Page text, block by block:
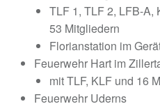
TLF 1, TLF 2, LFB-A,
53 Mitgliedern
Florianstation im
Feuerwehr Hart im
mit TLF, KLF und 16
Feuerwehr Uderns